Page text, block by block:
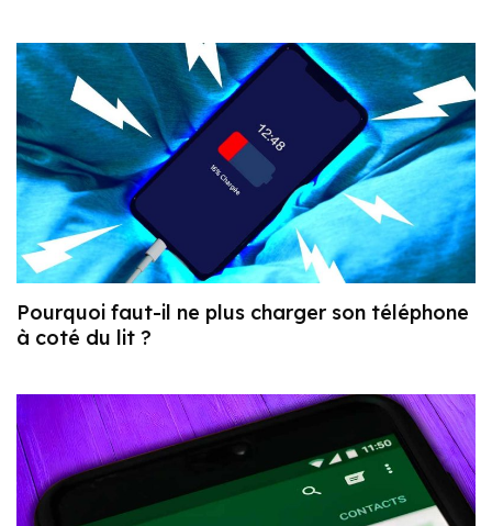
Pourquoi faut-il ne plus charger son téléphone
à coté du lit ?